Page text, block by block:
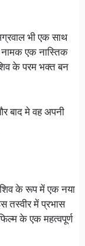
भी एक साथ
नामक एक नास्तिक
के परम भक्त बन
बाद मे वह अपनी
के रूप में एक नया
तस्वीर में प्रभास
के एक महत्वपूर्ण